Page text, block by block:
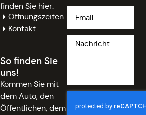
finden Sie hier:
Öffnungszeiten
Kontakt
So finden Sie
uns!
Kommen Sie mit
dem Auto, den
Öffentlichen, dem